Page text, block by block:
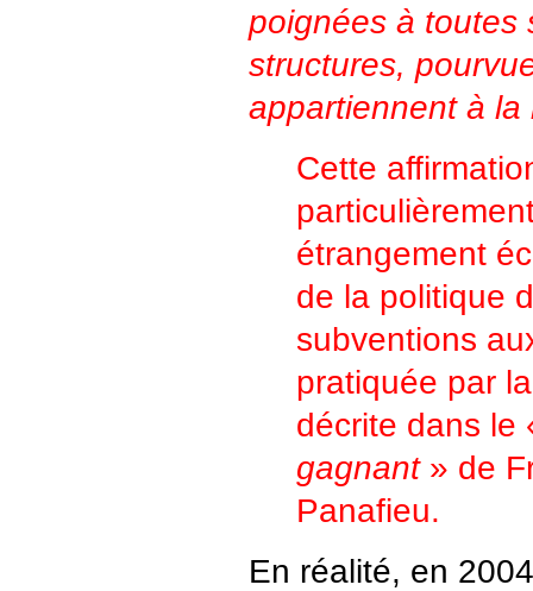
poignées à toutes
structures,
appartiennent à la
Cette
étrangement
de la politique
subventions
pratiquée par
décrite dans le
gagnant» de
Panafieu.
En réalité, en